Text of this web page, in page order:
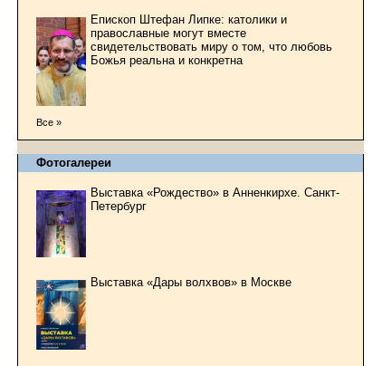
Епископ Штефан Липке: католики и
православные могут вместе
свидетельствовать миру о том, что любовь
Божья реальна и конкретна
Все »
Фотогалереи
Выставка «Рождество» в Анненкирхе. Санкт-
Петербург
Выставка «Дары волхвов» в Москве